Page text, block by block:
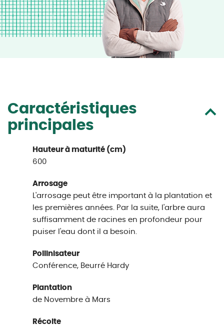
Caractéristiques
principales
Hauteur à maturité (cm)
600
Arrosage
L'arrosage peut être important à la plantation et
les premières années. Par la suite, l'arbre aura
suffisamment de racines en profondeur pour
puiser l'eau dont il a besoin.
Pollinisateur
Conférence, Beurré Hardy
Plantation
de Novembre à Mars
Récolte